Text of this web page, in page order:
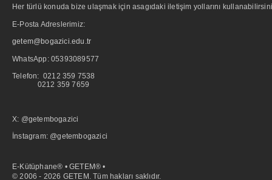
Her türlü konuda bize ulaşmak için asagıdaki iletişim yollarını
E-Posta Adreslerimiz:
getem@bogazici.edu.tr
WhatsApp: 05393089577
Telefon: 0212 359 7538
0212 359 7659
X: @getembogazici
İnstagram: @getembogazici
E-Kütüphane® • GETEM® •
© 2006 - 2026 GETEM. Tüm hakları saklıdır.